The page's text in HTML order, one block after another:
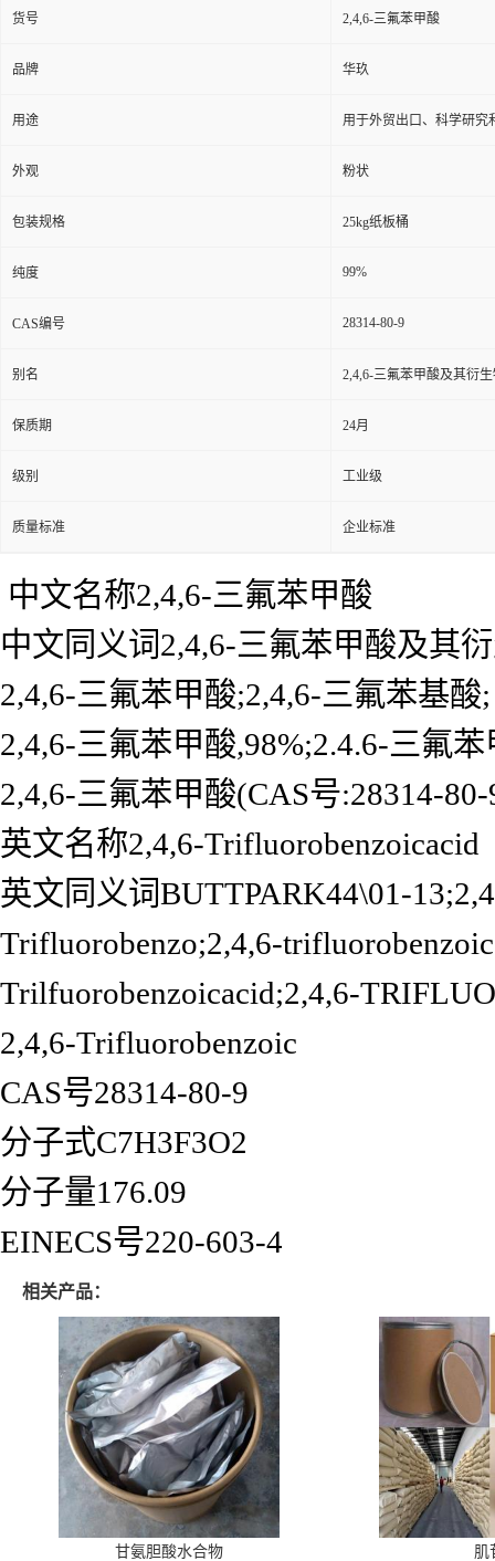
货号 2,4,6-三氟苯甲酸
品牌 华玖
用途 用于外贸出口、科学研究
外观 粉状
包装规格 25kg纸板桶
纯度 99%
CAS编号 28314-80-9
别名 2,4,6-三氟苯甲酸及其衍
保质期 24月
级别 工业级
质量标准 企业标准
中文名称2,4,6-三氟苯甲酸
中文同义词2,4,6-三氟苯甲酸及其
2,4,6-三氟苯甲酸;2,4,6-三氟苯基酸;
2,4,6-三氟苯甲酸,98%;2.4.6-三氟苯
2,4,6-三氟苯甲酸(CAS号:28314-
英文名称2,4,6-Trifluorobenzoicacid
英文同义词BUTTPARK44\01-
Trifluorobenzo;2,4,6-
Trilfuorobenzoicacid;2,4,6-
2,4,6-Trifluorobenzoic
CAS号28314-80-9
分子式C7H3F3O2
分子量176.09
EINECS号220-603-4
相关产品：
甘氨胆酸水合物 肌